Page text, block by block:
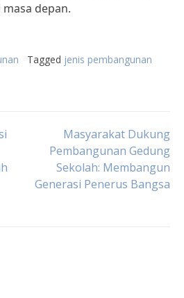
depan.
Tagged jenis pembangunan
Masyarakat Dukung
Pembangunan Gedung
Sekolah: Membangun
Generasi Penerus Bangsa